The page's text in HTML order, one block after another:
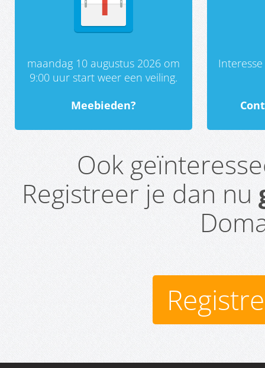
maandag 10 augustus 2026 om
9:00 uur start weer een veiling.
Meebieden?
Ook
Registreer je dan nu